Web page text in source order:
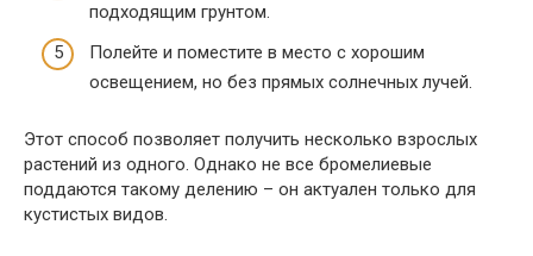
подходящим грунтом.
Полейте и поместите в место с хорошим
освещением, но без прямых солнечных лучей.
Этот способ позволяет получить несколько взрослых
растений из одного. Однако не все бромелиевые
поддаются такому делению – он актуален только для
кустистых видов.